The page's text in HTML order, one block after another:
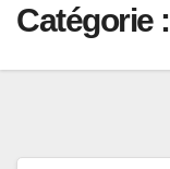
Catégorie :